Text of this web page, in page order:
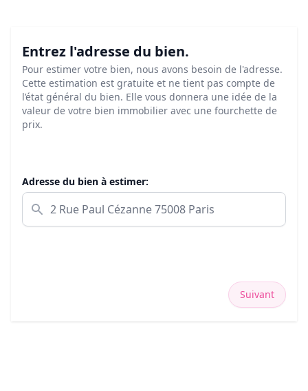
Entrez l'adresse du bien.
Pour estimer votre bien, nous avons besoin de l'adresse.
Cette estimation est gratuite et ne tient pas compte de
l’état général du bien. Elle vous donnera une idée de la
valeur de votre bien immobilier avec une fourchette de
prix.
Adresse du bien à estimer:
Suivant